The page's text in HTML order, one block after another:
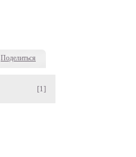
Поделиться
[1]